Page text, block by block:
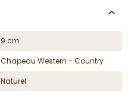
9 cm
Chapeau Western - Country
Naturel